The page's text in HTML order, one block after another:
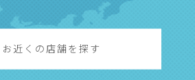
お近くの店舗を探す